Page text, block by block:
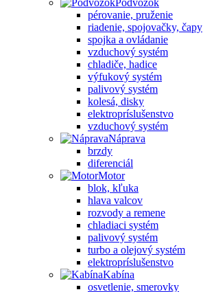
Podvozok
pérovanie, pruženie
riadenie, spojovačky, čapy
spojka a ovládanie
vzduchový systém
chladiče, hadice
výfukový systém
palivový systém
kolesá, disky
elektropríslušenstvo
vzduchový systém
Náprava
brzdy
diferenciál
Motor
blok, kľuka
hlava valcov
rozvody a remene
chladiaci systém
palivový systém
turbo a olejový systém
elektropríslušenstvo
Kabína
osvetlenie, smerovky